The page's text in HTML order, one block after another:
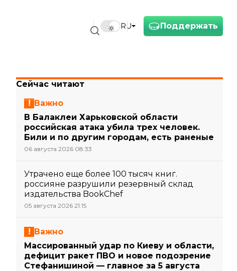
Поддержать
RU
Сейчас читают
Важно
В Балаклеи Харьковской области
российская атака убила трех человек.
Били и по другим городам, есть раненые
06 августа 2026 08:33
Утрачено еще более 100 тысяч книг.
россияне разрушили резервный склад
издательства BookChef
05 августа 2026 21:15
Важно
Массированный удар по Киеву и области,
дефицит ракет ПВО и новое подозрение
Стефанишиной — главное за 5 августа